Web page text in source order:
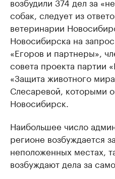
собак, следует из
ветеринарии
Новосибирска на
«Егоров и партнеры»,
совета проекта партии
«Защита животного
Слесаревой, которыми
Новосибирск.
Наибольшее число
регионе возбуждается
неположенных местах,
возбуждают дела за